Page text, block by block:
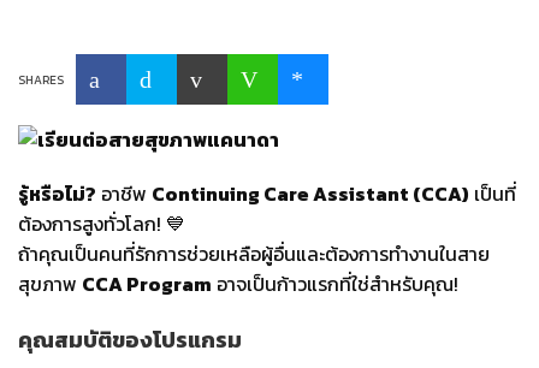
SHARES
รู้หรือไม่? อาชีพ Continuing Care Assistant (CCA) เป็นที่
ต้องการสูงทั่วโลก! 💙
ถ้าคุณเป็นคนที่รักการช่วยเหลือผู้อื่นและต้องการทำงานในสาย
สุขภาพ CCA Program อาจเป็นก้าวแรกที่ใช่สำหรับคุณ!
คุณสมบัติของโปรแกรม